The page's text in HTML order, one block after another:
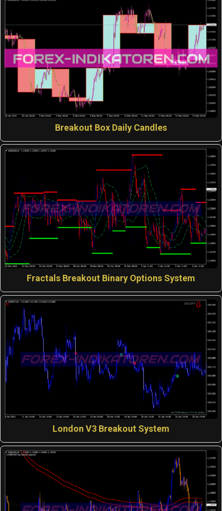
Breakout Box Daily Candles
Fractals Breakout Binary Options System
London V3 Breakout System